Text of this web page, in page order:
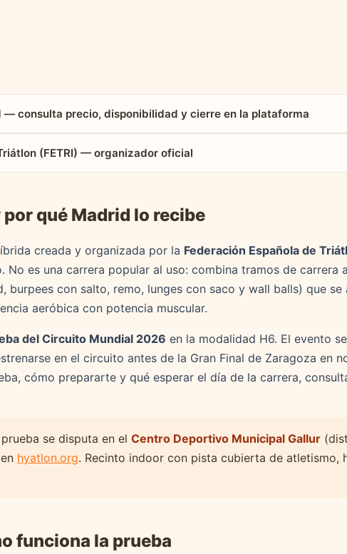
consulta precio, disponibilidad y cierre en la plataforma
(FETRI) — organizador oficial
qué Madrid lo recibe
creada y organizada por la Federación Española de
es una carrera popular al uso: combina tramos de carrera
burpees con salto, remo, lunges con saco y wall balls) que
aeróbica con potencia muscular.
del Circuito Mundial 2026 en la modalidad H6. El evento
en el circuito antes de la Gran Final de Zaragoza en
cómo prepararte y qué esperar el día de la carrera,
se disputa en el Centro Deportivo Municipal Gallur
hyatlon.org. Recinto indoor con pista cubierta de atletismo,
funciona la prueba